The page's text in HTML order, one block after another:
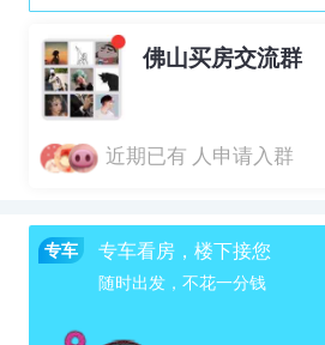
佛山买房交流群
近期已有 人申请入群
专车 专车看房，楼下接您
随时出发，不花一分钱